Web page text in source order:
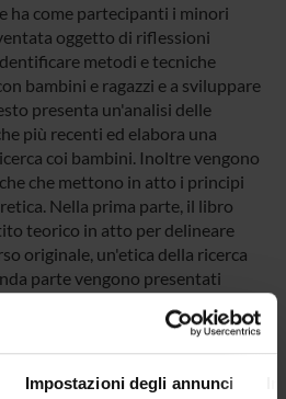
Impostazioni degli annunci
ha come partecipanti i minori
oggetto di riflessioni
metodi e tecniche
bambini e ragazzi e a sviluppare
presenta un'analisi delle
più recenti ed elabora una
coi bambini. Inoltre vengono
che mettono in atto i principi
Nella prima parte, il libro
teorico in atto per delineare
originale, un'etica della ricerca
parte vengono presentati
nelle esperienze di ricerca.